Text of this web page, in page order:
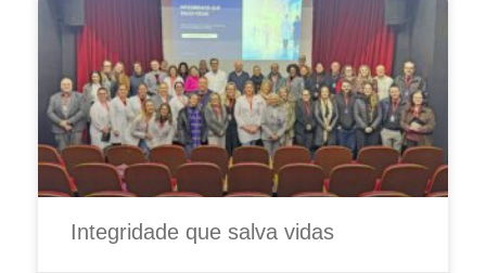
Integridade que salva vidas